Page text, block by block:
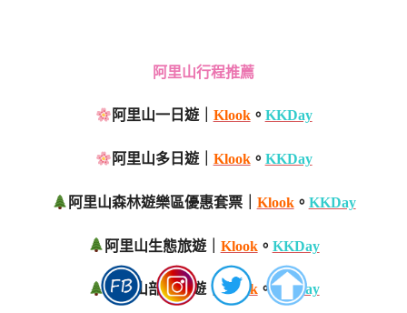
阿里山行程推薦
阿里山一日遊｜ Klook。 KKDay
阿里山多日遊｜ Klook。 KKDay
阿里山森林遊樂區優惠套票｜ Klook。 KKDay
阿里山生態旅遊｜ Klook。 KKDay
阿里山部落旅遊｜ Klook。KKDay